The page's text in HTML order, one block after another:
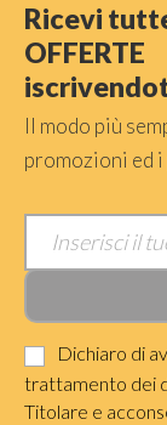
Ricevi
OFFERTE
Il modo più
promozioni ed
Dichiaro di
trattamento dei
Titolare e